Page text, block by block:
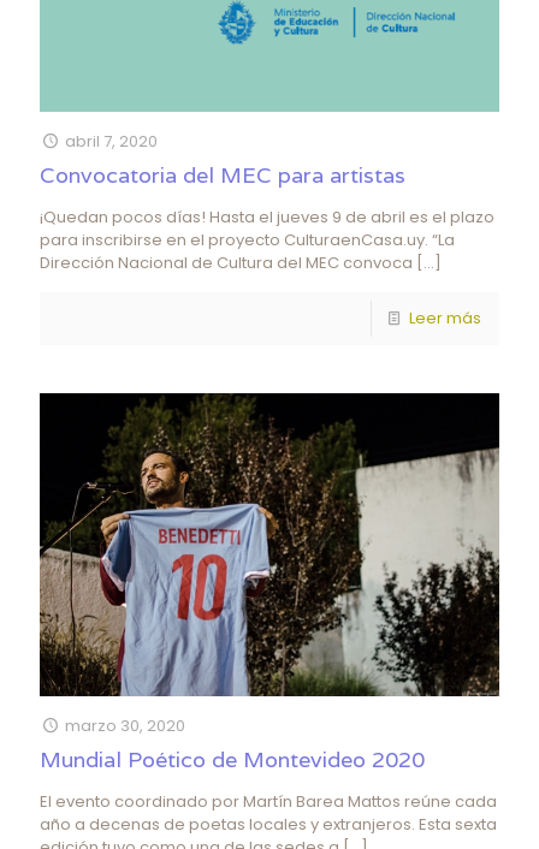
abril 7, 2020
Convocatoria del MEC para artistas
¡Quedan pocos días! Hasta el jueves 9 de abril es el plazo
para inscribirse en el proyecto CulturaenCasa.uy. “La
Dirección Nacional de Cultura del MEC convoca […]
Leer más
marzo 30, 2020
Mundial Poético de Montevideo 2020
El evento coordinado por Martín Barea Mattos reúne cada
año a decenas de poetas locales y extranjeros. Esta sexta